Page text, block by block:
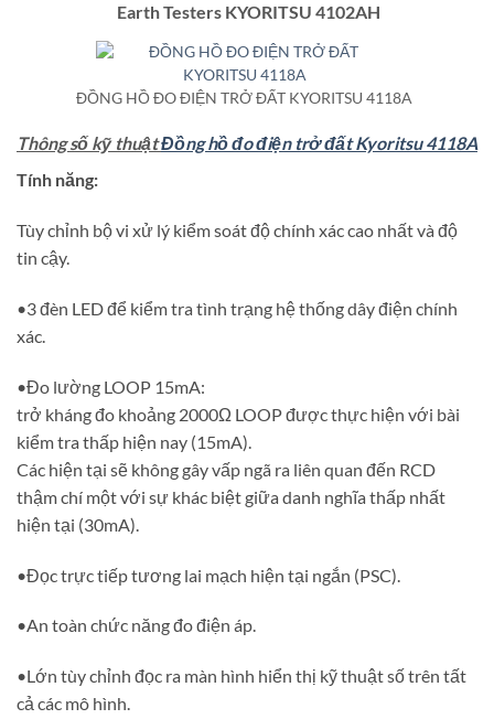
Earth Testers KYORITSU 4102AH
ĐỒNG HỒ ĐO ĐIỆN TRỞ ĐẤT KYORITSU 4118A
Thông số kỹ thuậtĐồng hồ đo điện trở đất Kyoritsu 4118A
Tính năng:
Tùy chỉnh bộ vi xử lý kiểm soát độ chính xác cao nhất và độ
tin cậy.
•3 đèn LED để kiểm tra tình trạng hệ thống dây điện chính
xác.
•Đo lường LOOP 15mA:
trở kháng đo khoảng 2000Ω LOOP được thực hiện với bài
kiểm tra thấp hiện nay (15mA).
Các hiện tại sẽ không gây vấp ngã ra liên quan đến RCD
thậm chí một với sự khác biệt giữa danh nghĩa thấp nhất
hiện tại (30mA).
•Đọc trực tiếp tương lai mạch hiện tại ngắn (PSC).
•An toàn chức năng đo điện áp.
•Lớn tùy chỉnh đọc ra màn hình hiển thị kỹ thuật số trên tất
cả các mô hình.